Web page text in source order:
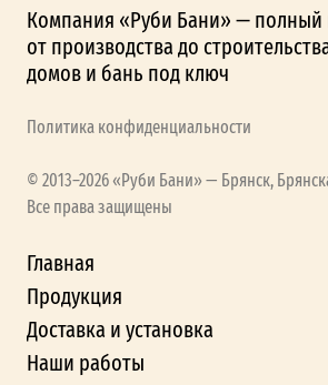
Компания «Руби Бани» — полный
от производства до
домов и бань под ключ
Политика конфиденциальности
© 2013–2026 «Руби Бани» — Брянск,
Все права защищены
Главная
Продукция
Доставка и установка
Наши работы